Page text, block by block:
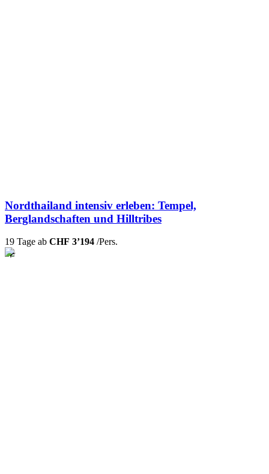
Nordthailand intensiv erleben: Tempel,
Berglandschaften und Hilltribes
19 Tage ab CHF 3’194 /Pers.